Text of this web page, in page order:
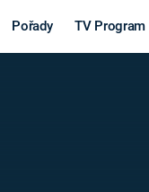
Pořady TV Program